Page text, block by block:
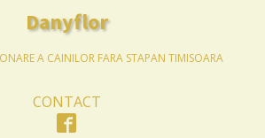
Danyflor
A CAINILOR FARA STAPAN TIMISOARA
CONTACT